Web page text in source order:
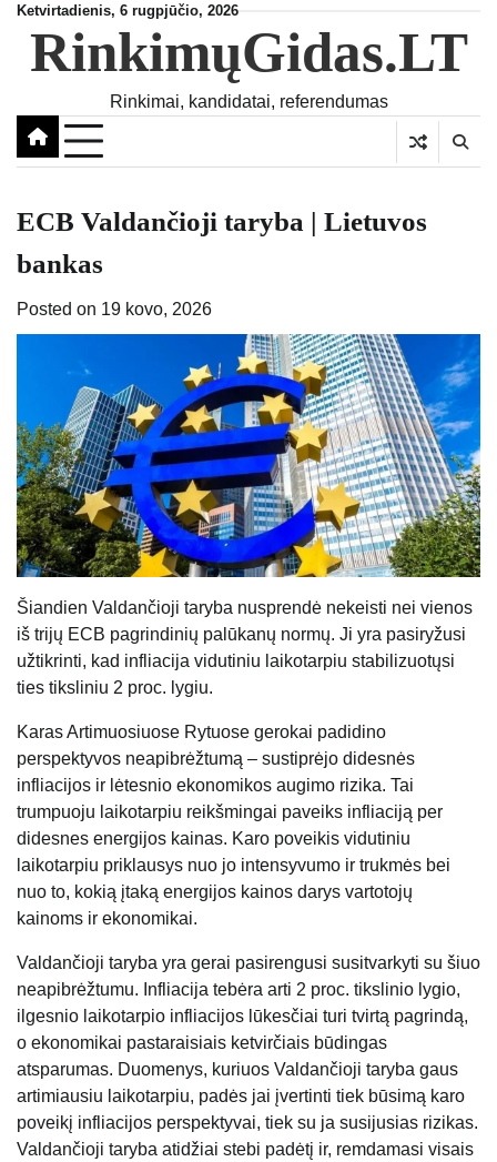
Skip
content
Ketvirtadienis, 6 rugpjūčio, 2026
RinkimųGidas.LT
Rinkimai, kandidatai, referendumas
ECB Valdančioji taryba | Lietuvos
bankas
Posted on 19 kovo, 2026
Šiandien Valdančioji taryba nusprendė nekeisti nei vienos
iš trijų ECB pagrindinių palūkanų normų. Ji yra pasiryžusi
užtikrinti, kad infliacija vidutiniu laikotarpiu stabilizuotųsi
ties tiksliniu 2 proc. lygiu.
Karas Artimuosiuose Rytuose gerokai padidino
perspektyvos neapibrėžtumą – sustiprėjo didesnės
infliacijos ir lėtesnio ekonomikos augimo rizika. Tai
trumpuoju laikotarpiu reikšmingai paveiks infliaciją per
didesnes energijos kainas. Karo poveikis vidutiniu
laikotarpiu priklausys nuo jo intensyvumo ir trukmės bei
nuo to, kokią įtaką energijos kainos darys vartotojų
kainoms ir ekonomikai.
Valdančioji taryba yra gerai pasirengusi susitvarkyti su šiuo
neapibrėžtumu. Infliacija tebėra arti 2 proc. tikslinio lygio,
ilgesnio laikotarpio infliacijos lūkesčiai turi tvirtą pagrindą,
o ekonomikai pastaraisiais ketvirčiais būdingas
atsparumas. Duomenys, kuriuos Valdančioji taryba gaus
artimiausiu laikotarpiu, padės jai įvertinti tiek būsimą karo
poveikį infliacijos perspektyvai, tiek su ja susijusias rizikas.
Valdančioji taryba atidžiai stebi padėtį ir, remdamasi visais